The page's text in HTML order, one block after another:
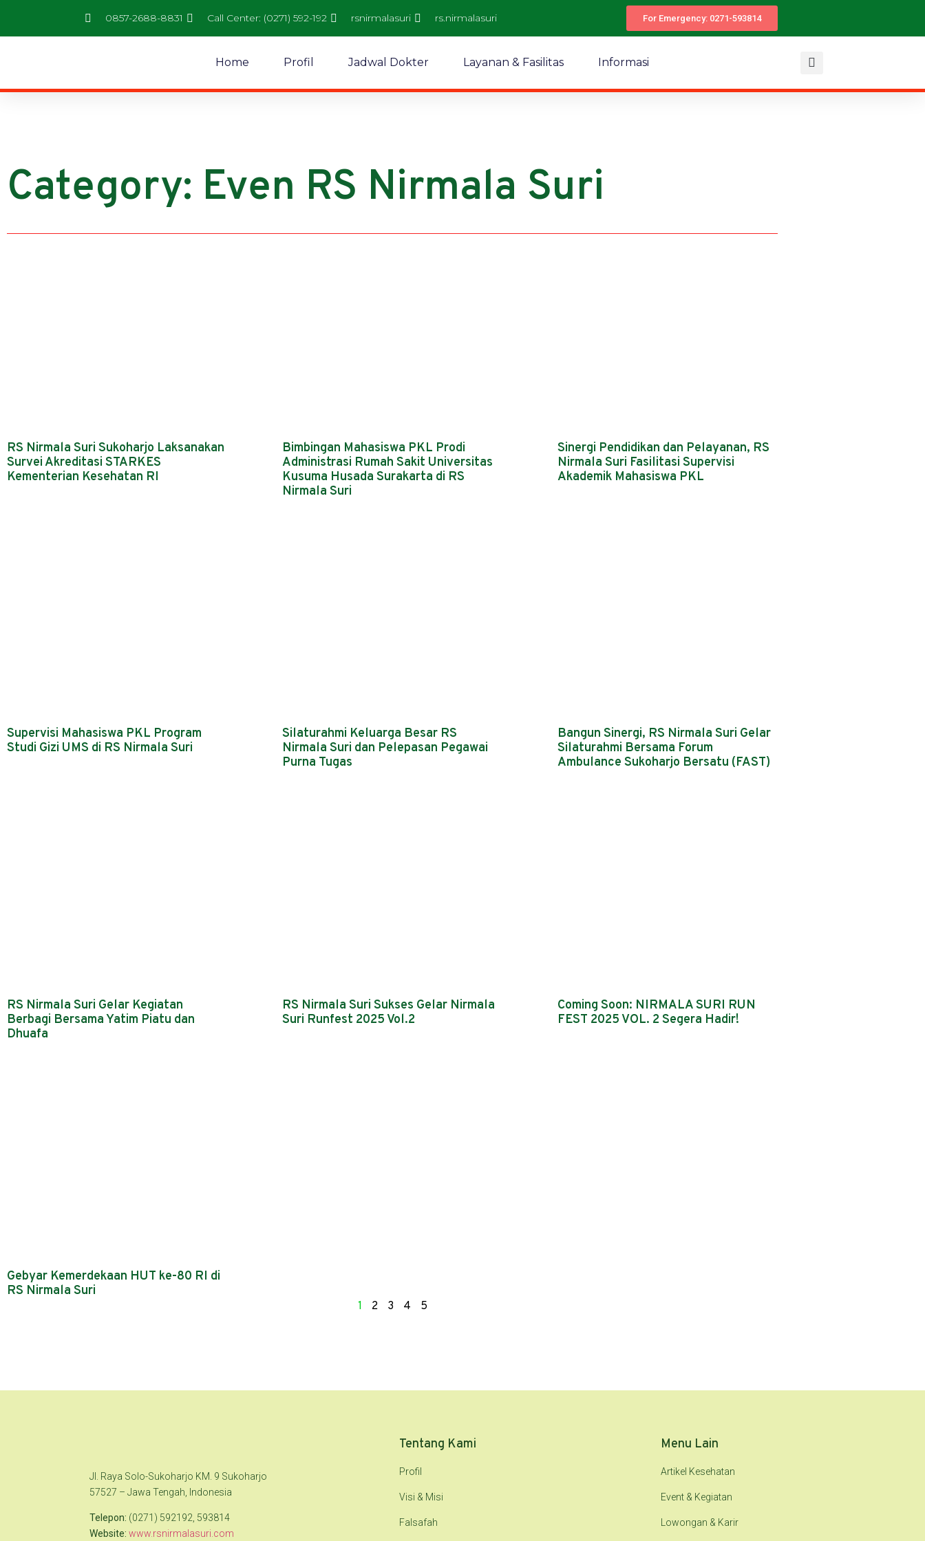
0857-2688-8831 Call Center: (0271) 592-192 rsnirmalasuri rs.nirmalasuri For Emergency: 0271-593814
Home Profil Jadwal Dokter Layanan & Fasilitas Informasi
Category: Even RS Nirmala Suri
RS Nirmala Suri Sukoharjo Laksanakan
Survei Akreditasi STARKES
Kementerian Kesehatan RI
Bimbingan Mahasiswa PKL Prodi
Administrasi Rumah Sakit Universitas
Kusuma Husada Surakarta di RS
Nirmala Suri
Sinergi Pendidikan dan Pelayanan, RS
Nirmala Suri Fasilitasi Supervisi
Akademik Mahasiswa PKL
Supervisi Mahasiswa PKL Program
Studi Gizi UMS di RS Nirmala Suri
Silaturahmi Keluarga Besar RS
Nirmala Suri dan Pelepasan Pegawai
Purna Tugas
Bangun Sinergi, RS Nirmala Suri Gelar
Silaturahmi Bersama Forum
Ambulance Sukoharjo Bersatu (FAST)
RS Nirmala Suri Gelar Kegiatan
Berbagi Bersama Yatim Piatu dan
Dhuafa
RS Nirmala Suri Sukses Gelar Nirmala
Suri Runfest 2025 Vol.2
Coming Soon: NIRMALA SURI RUN
FEST 2025 VOL. 2 Segera Hadir!
Gebyar Kemerdekaan HUT ke-80 RI di
RS Nirmala Suri
1 2 3 4 5
Jl. Raya Solo-Sukoharjo KM. 9 Sukoharjo
57527 – Jawa Tengah, Indonesia
Telepon: (0271) 592192, 593814
Website: www.rsnirmalasuri.com
Tentang Kami
Profil
Visi & Misi
Falsafah
Menu Lain
Artikel Kesehatan
Event & Kegiatan
Lowongan & Karir